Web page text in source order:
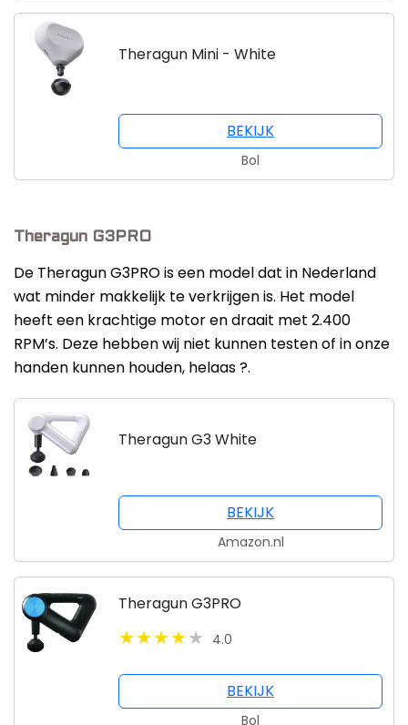
Theragun Mini - White
BEKIJK
Bol
Theragun G3PRO
De Theragun G3PRO is een model dat in Nederland
wat minder makkelijk te verkrijgen is. Het model
heeft een krachtige motor en draait met 2.400
RPM’s. Deze hebben wij niet kunnen testen of in onze
handen kunnen houden, helaas ?.
Theragun G3 White
BEKIJK
Amazon.nl
Theragun G3PRO
4.0
BEKIJK
Bol